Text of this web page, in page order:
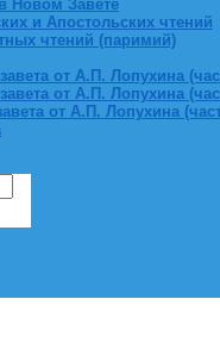
Новом Завете
и Апостольских чтений
чтений (паримий)
от А.П. Лопухина
от А.П. Лопухина
от А.П. Лопухина